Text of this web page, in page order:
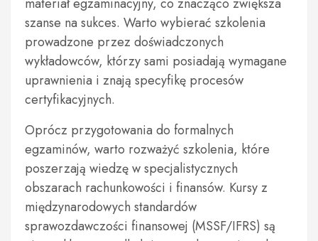
szanse na sukces. Warto wybierać szkolenia
prowadzone przez doświadczonych
wykładowców, którzy sami posiadają wymagane
uprawnienia i znają specyfikę procesów
certyfikacyjnych.
Oprócz przygotowania do formalnych
egzaminów, warto rozważyć szkolenia, które
poszerzają wiedzę w specjalistycznych
obszarach rachunkowości i finansów. Kursy z
międzynarodowych standardów
sprawozdawczości finansowej (MSSF/IFRS) są